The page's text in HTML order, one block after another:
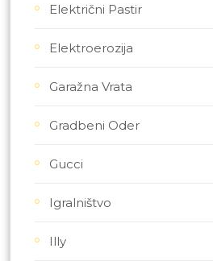
Električni Pastir
Elektroerozija
Garažna Vrata
Gradbeni Oder
Gucci
Igralništvo
Illy